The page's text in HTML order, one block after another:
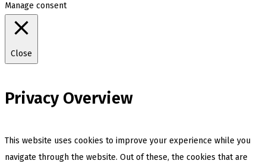
Manage consent
Close
Privacy Overview
This website uses cookies to improve your experience while you
navigate through the website. Out of these, the cookies that are